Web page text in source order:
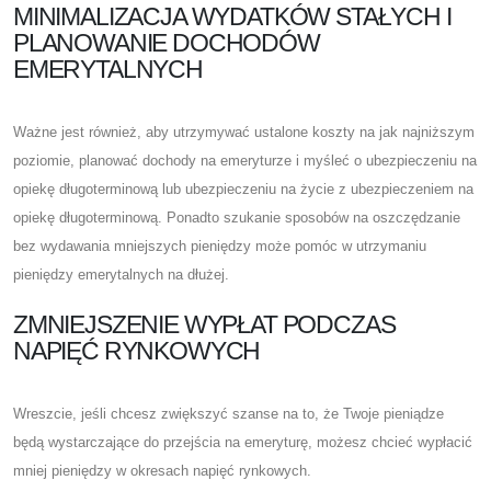
MINIMALIZACJA WYDATKÓW STAŁYCH I
PLANOWANIE DOCHODÓW
EMERYTALNYCH
Ważne jest również, aby utrzymywać ustalone koszty na jak najniższym
poziomie, planować dochody na emeryturze i myśleć o ubezpieczeniu na
opiekę długoterminową lub ubezpieczeniu na życie z ubezpieczeniem na
opiekę długoterminową. Ponadto szukanie sposobów na oszczędzanie
bez wydawania mniejszych pieniędzy może pomóc w utrzymaniu
pieniędzy emerytalnych na dłużej.
ZMNIEJSZENIE WYPŁAT PODCZAS
NAPIĘĆ RYNKOWYCH
Wreszcie, jeśli chcesz zwiększyć szanse na to, że Twoje pieniądze
będą wystarczające do przejścia na emeryturę, możesz chcieć wypłacić
mniej pieniędzy w okresach napięć rynkowych.